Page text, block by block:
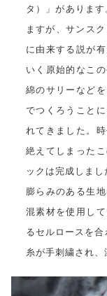
タ）」がありま
ますが、サンス
に由来する説が
いく原始的なこ
綿のサリーなど
でつくろうこと
れてきました。
絶えてしまった
ックは完成しまし
膨らみのある生
混素材を使用し
るセルロースを
糸が手刺繍され、